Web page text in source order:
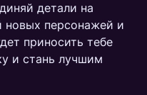
детали на
новых персонажей и
приносить тебе
и стань лучшим